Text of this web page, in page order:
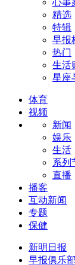
心事
精选
特辑
早报
热门
生活
星座
体育
视频
新闻
娱乐
生活
系列
直播
播客
互动新闻
专题
保健
新明日报
早报俱乐部